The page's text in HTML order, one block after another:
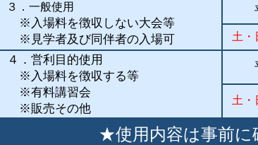
３．一般使用
※入場料を徴収しない大会等
※見学者及び同伴者の入場可
土・
４．営利目的使用
※入場料を徴収する等
※有料講習会
※販売その他
土・
★使用内容は事前に